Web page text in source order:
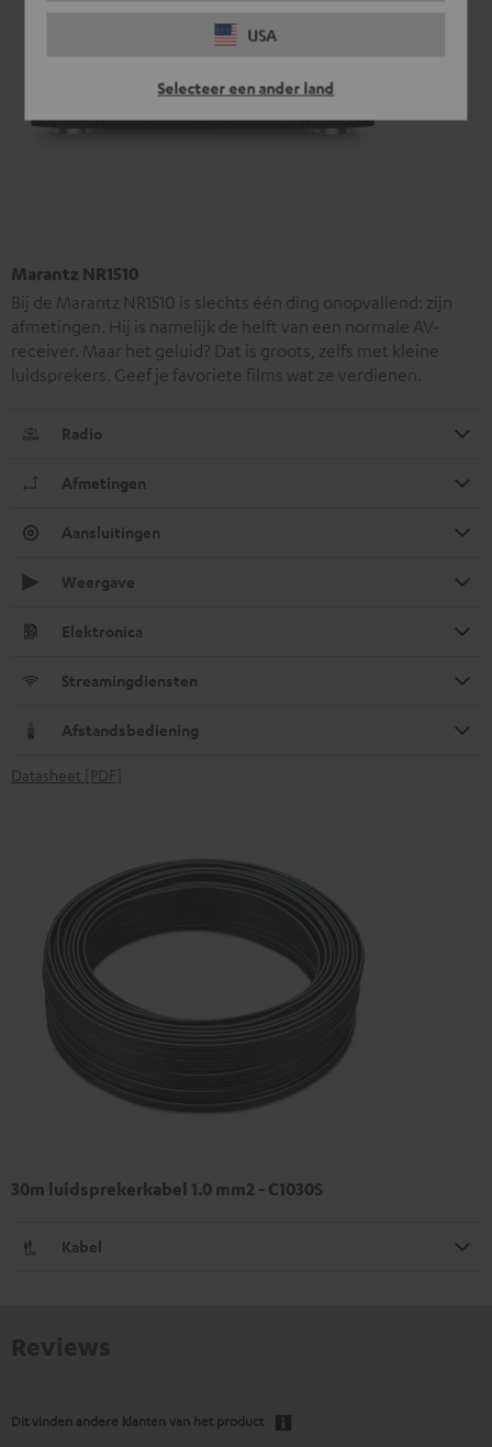
USA
Selecteer een ander land
Marantz NR1510
Bij de Marantz NR1510 is slechts één ding onopvallend: zijn
afmetingen. Hij is namelijk de helft van een normale AV-
receiver. Maar het geluid? Dat is groots, zelfs met kleine
luidsprekers. Geef je favoriete films wat ze verdienen.
Radio
Afmetingen
Aansluitingen
Weergave
Elektronica
Streamingdiensten
Afstandsbediening
Datasheet [PDF]
30m luidsprekerkabel 1.0 mm2 - C1030S
Kabel
Dit vinden andere klanten van het product